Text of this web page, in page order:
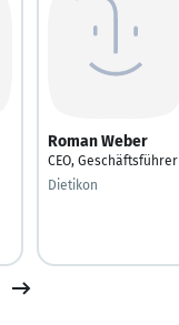
Roman Weber
CEO, Geschäftsführer
Dietikon